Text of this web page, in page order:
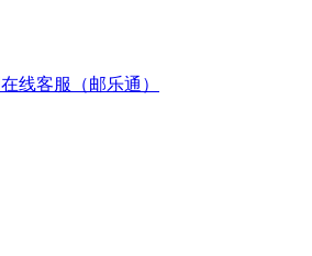
在线客服（邮乐通）